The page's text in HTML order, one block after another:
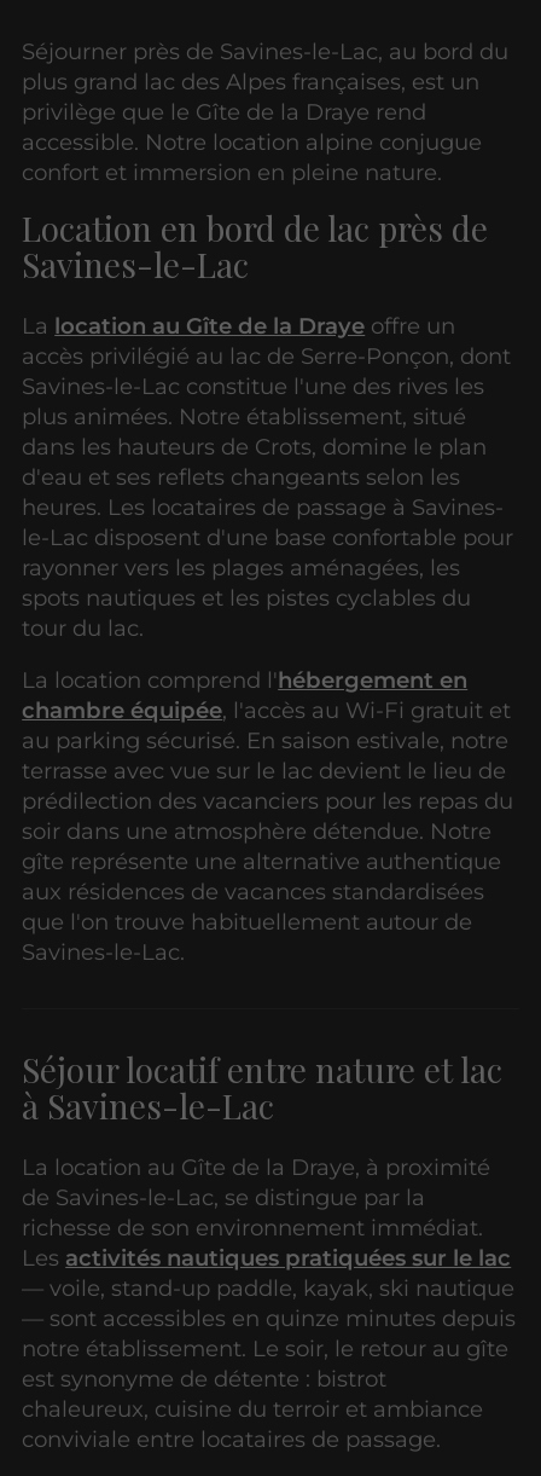
Séjourner près de Savines-le-Lac, au bord du
plus grand lac des Alpes françaises, est un
privilège que le Gîte de la Draye rend
accessible. Notre location alpine conjugue
confort et immersion en pleine nature.
Location en bord de lac près de
Savines-le-Lac
La location au Gîte de la Draye offre un
accès privilégié au lac de Serre-Ponçon, dont
Savines-le-Lac constitue l'une des rives les
plus animées. Notre établissement, situé
dans les hauteurs de Crots, domine le plan
d'eau et ses reflets changeants selon les
heures. Les locataires de passage à Savines-
le-Lac disposent d'une base confortable pour
rayonner vers les plages aménagées, les
spots nautiques et les pistes cyclables du
tour du lac.
La location comprend l'hébergement en
chambre équipée, l'accès au Wi-Fi gratuit et
au parking sécurisé. En saison estivale, notre
terrasse avec vue sur le lac devient le lieu de
prédilection des vacanciers pour les repas du
soir dans une atmosphère détendue. Notre
gîte représente une alternative authentique
aux résidences de vacances standardisées
que l'on trouve habituellement autour de
Savines-le-Lac.
Séjour locatif entre nature et lac
à Savines-le-Lac
La location au Gîte de la Draye, à proximité
de Savines-le-Lac, se distingue par la
richesse de son environnement immédiat.
Les activités nautiques pratiquées sur le lac
— voile, stand-up paddle, kayak, ski nautique
— sont accessibles en quinze minutes depuis
notre établissement. Le soir, le retour au gîte
est synonyme de détente : bistrot
chaleureux, cuisine du terroir et ambiance
conviviale entre locataires de passage.